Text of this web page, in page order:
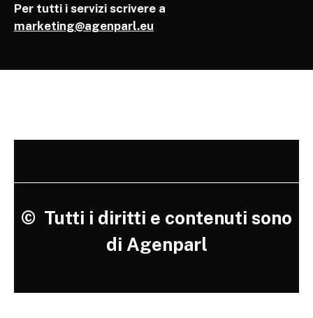
Per tutti i servizi scrivere a
marketing@agenparl.eu
© Tutti i diritti e contenuti sono
di Agenparl